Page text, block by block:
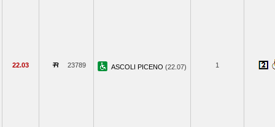
22.03 23789 ASCOLI PICENO (22.07) 1